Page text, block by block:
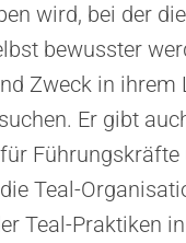
wird, bei der
bewusster
Zweck in ihrem
Er gibt
Führungskräfte
Teal-
Teal-Praktiken